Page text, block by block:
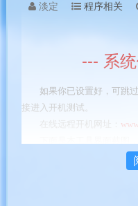
淡定 程序相关
--- 系
如果你已设置好，可跳
接进入开机测试。
在线远程开机网址：